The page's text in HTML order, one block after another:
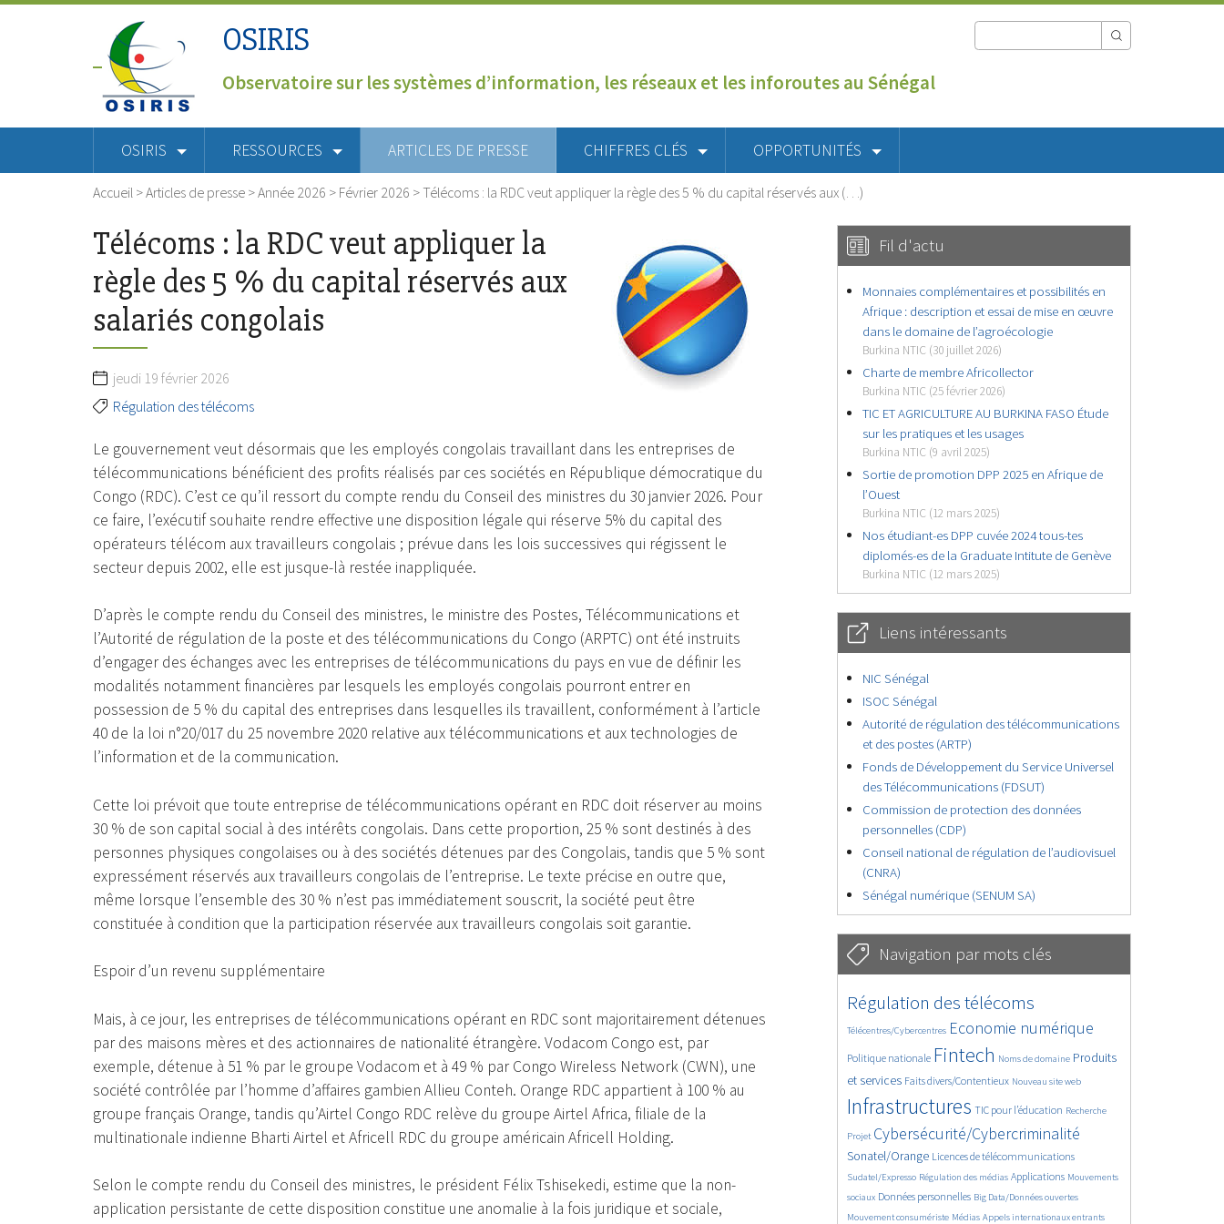
OSIRIS
Observatoire sur les systèmes d’information, les réseaux et les inforoutes au Sénégal
OSIRIS RESSOURCES ARTICLES DE PRESSE CHIFFRES CLÉS OPPORTUNITÉS
Accueil >Articles de presse >Année 2026 > Février 2026 >Télécoms : la RDC veut appliquer la règle des 5 % du capital réservés aux (…)
Télécoms : la RDC veut appliquer la
règle des 5 % du capital réservés aux
salariés congolais
jeudi 19 février 2026
Régulation des télécoms
Le gouvernement veut désormais que les employés congolais travaillant dans les entreprises de
télécommunications bénéficient des profits réalisés par ces sociétés en République démocratique du
Congo (RDC). C’est ce qu’il ressort du compte rendu du Conseil des ministres du 30 janvier 2026. Pour
ce faire, l’exécutif souhaite rendre effective une disposition légale qui réserve 5% du capital des
opérateurs télécom aux travailleurs congolais ; prévue dans les lois successives qui régissent le
secteur depuis 2002, elle est jusque-là restée inappliquée.
D’après le compte rendu du Conseil des ministres, le ministre des Postes, Télécommunications et
l’Autorité de régulation de la poste et des télécommunications du Congo (ARPTC) ont été instruits
d’engager des échanges avec les entreprises de télécommunications du pays en vue de définir les
modalités notamment financières par lesquels les employés congolais pourront entrer en
possession de 5 % du capital des entreprises dans lesquelles ils travaillent, conformément à l’article
40 de la loi n°20/017 du 25 novembre 2020 relative aux télécommunications et aux technologies de
l’information et de la communication.
Cette loi prévoit que toute entreprise de télécommunications opérant en RDC doit réserver au moins
30 % de son capital social à des intérêts congolais. Dans cette proportion, 25 % sont destinés à des
personnes physiques congolaises ou à des sociétés détenues par des Congolais, tandis que 5 % sont
expressément réservés aux travailleurs congolais de l’entreprise. Le texte précise en outre que,
même lorsque l’ensemble des 30 % n’est pas immédiatement souscrit, la société peut être
constituée à condition que la participation réservée aux travailleurs congolais soit garantie.
Espoir d’un revenu supplémentaire
Mais, à ce jour, les entreprises de télécommunications opérant en RDC sont majoritairement détenues
par des maisons mères et des actionnaires de nationalité étrangère. Vodacom Congo est, par
exemple, détenue à 51 % par le groupe Vodacom et à 49 % par Congo Wireless Network (CWN), une
société contrôlée par l’homme d’affaires gambien Allieu Conteh. Orange RDC appartient à 100 % au
groupe français Orange, tandis qu’Airtel Congo RDC relève du groupe Airtel Africa, filiale de la
multinationale indienne Bharti Airtel et Africell RDC du groupe américain Africell Holding.
Selon le compte rendu du Conseil des ministres, le président Félix Tshisekedi, estime que la non-
application persistante de cette disposition constitue une anomalie à la fois juridique et sociale,
Fil d'actu
Monnaies complémentaires et possibilités en
Afrique : description et essai de mise en œuvre
dans le domaine de l’agroécologie
Burkina NTIC (30 juillet 2026)
Charte de membre Africollector
Burkina NTIC (25 février 2026)
TIC ET AGRICULTURE AU BURKINA FASO Étude
sur les pratiques et les usages
Burkina NTIC (9 avril 2025)
Sortie de promotion DPP 2025 en Afrique de
l’Ouest
Burkina NTIC (12 mars 2025)
Nos étudiant-es DPP cuvée 2024 tous-tes
diplomés-es de la Graduate Intitute de Genève
Burkina NTIC (12 mars 2025)
Liens intéressants
NIC Sénégal
ISOC Sénégal
Autorité de régulation des télécommunications
et des postes (ARTP)
Fonds de Développement du Service Universel
des Télécommunications (FDSUT)
Commission de protection des données
personnelles (CDP)
Conseil national de régulation de l’audiovisuel
(CNRA)
Sénégal numérique (SENUM SA)
Navigation par mots clés
4607/5729
Régulation des télécoms
380/5729
Télécentres/Cybercentres
3638/5729 Economie numérique
1890/5729
Politique nationale
5235/5729 Fintech
681/5729
Noms de domaine
2323/5729
Produits
et services
1550/5729 Faits divers/Contentieux
820/5729 Nouveau site web
5729/5729
Infrastructures
1824/5729
TIC pour l’éducation
197/5729
Recherche
244/5729
Projet
3686/5729Cybersécurité/Cybercriminalité
2277/5729
Sonatel/Orange
1632/5729 Licences de télécommunications
301/5729
Sudatel/Expresso
1045/5729 Régulation des médias
1516/5729 Applications
1218/5729
Mouvements
sociaux
1698/5729Données personnelles
146/5729 Big Data/Données ouvertes
619/5729
Mouvement consumériste
364/5729 Médias
649/5729 Appels internationaux entrants
1730/5729